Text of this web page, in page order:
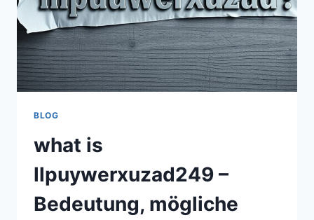
BLOG
what is
llpuywerxuzad249 –
Bedeutung, mögliche